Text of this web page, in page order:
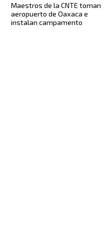
Maestros de la CNTE toman
aeropuerto de Oaxaca e
instalan campamento